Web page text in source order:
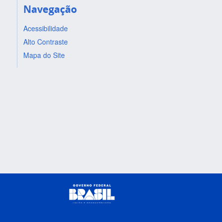
Navegação
Acessibilidade
Alto Contraste
Mapa do Site